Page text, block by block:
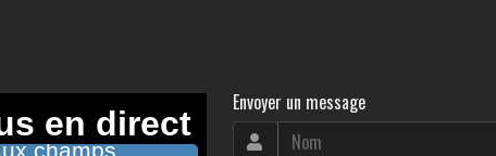
Envoyer un message